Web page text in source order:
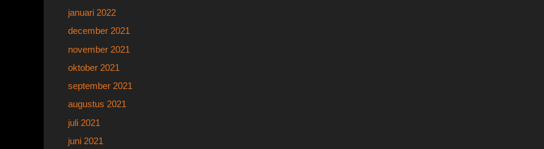
januari 2022
december 2021
november 2021
oktober 2021
september 2021
augustus 2021
juli 2021
juni 2021